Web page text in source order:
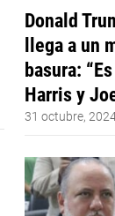
Donald
llega a un
basura:
Harris y
31 octubre,